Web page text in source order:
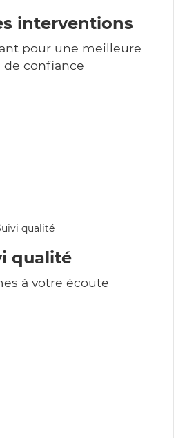
interventions
pour une meilleure
de confiance
qualité
à votre écoute